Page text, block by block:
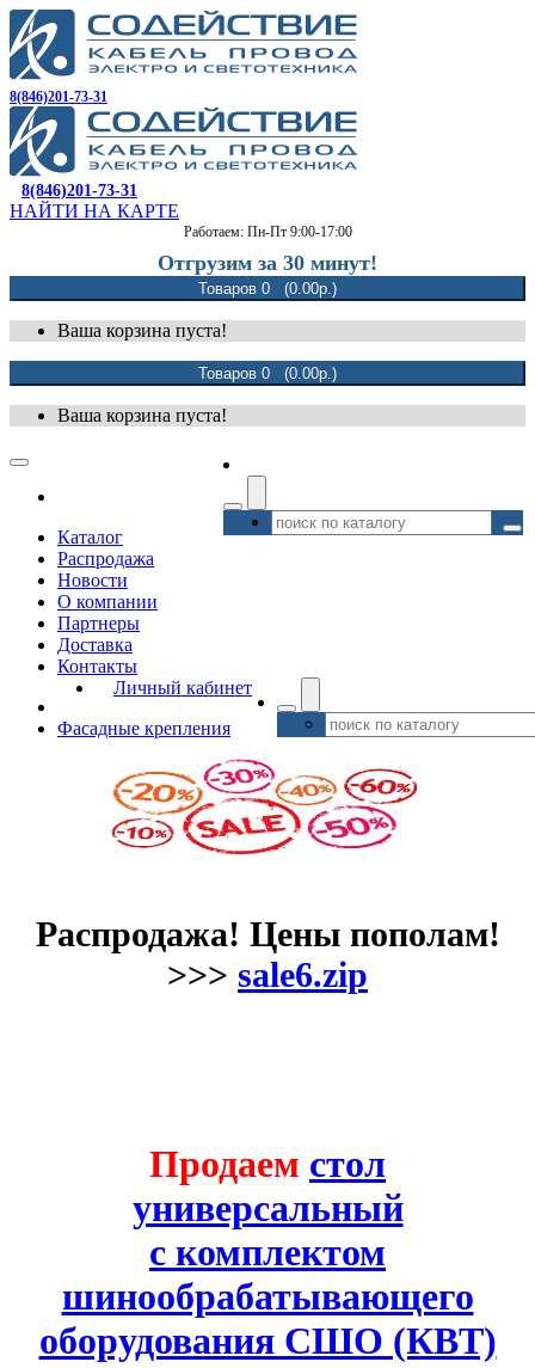
8(846)201-73-31
8(846)201-73-31
НАЙТИ НА КАРТЕ
Работаем: Пн-Пт 9:00-17:00
Отгрузим за 30 минут!
Товаров 0 (0.00р.)
Ваша корзина пуста!
Товаров 0 (0.00р.)
Ваша корзина пуста!
Каталог
Распродажа
Новости
О компании
Партнеры
Доставка
Контакты
Личный кабинет
Фасадные крепления
Распродажа! Цены пополам!
>>> sale6.zip
Продаем стол
универсальный
с комплектом
шинообрабатывающего
оборудования СШО (КВТ)